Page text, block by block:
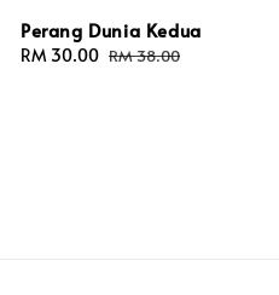
Perang Dunia Kedua
Sale
RM 30.00 Regular
RM 38.00